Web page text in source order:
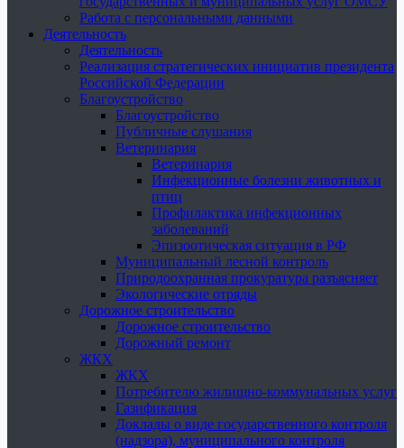
Работа с персональными данными
Деятельность
Деятельность
Реализация стратегических инициатив президента
Российской Федерации
Благоустройство
Благоустройство
Публичные слушания
Ветеринария
Ветеринария
Инфекционные болезни животных и
птиц
Профилактика инфекционных
заболеваний
Эпизоотическая ситуация в РФ
Муниципальный лесной контроль
Природоохранная прокуратура разъясняет
Экологические отряды
Дорожное строительство
Дорожное строительство
Дорожный ремонт
ЖКХ
ЖКХ
Потребителю жилищно-коммунальных услуг
Газификация
Доклады о виде государственного контроля
(надзора), муниципального контроля